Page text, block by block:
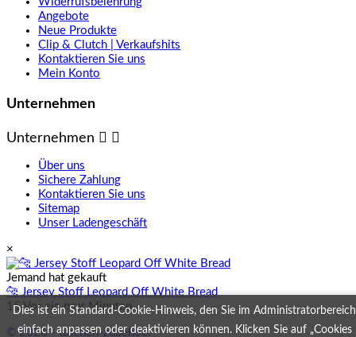
Angebote
Neue Produkte
Clip & Clutch | Verkaufshits
Kontaktieren Sie uns
Mein Konto
Unternehmen
Unternehmen  
Über uns
Sichere Zahlung
Kontaktieren Sie uns
Sitemap
Unser Ladengeschäft
×
Jemand hat gekauft
🐆 Jersey Stoff Leopard Off White Bread
15 Vor ein paar Minuten
Dies ist ein Standard-Cookie-Hinweis, den Sie im Administratorbereich
einfach anpassen oder deaktivieren können. Klicken Sie auf „Cookies
© 2026 - taschen-zubehoer